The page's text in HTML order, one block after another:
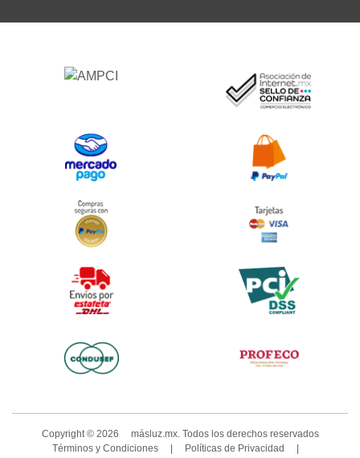
Copyright © 2026
másluz.mx. Todos los derechos reservados
Términos y Condiciones
Políticas de Privacidad